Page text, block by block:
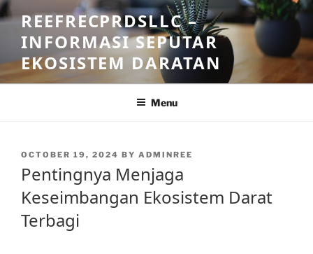
Skip
to
content
REEFRECPRDSLLC –
INFORMASI SEPUTAR
EKOSISTEM DARATAN
Menu
POSTED
OCTOBER 19, 2024 BY ADMINREE
Pentingnya Menjaga
Keseimbangan Ekosistem Darat
Terbagi